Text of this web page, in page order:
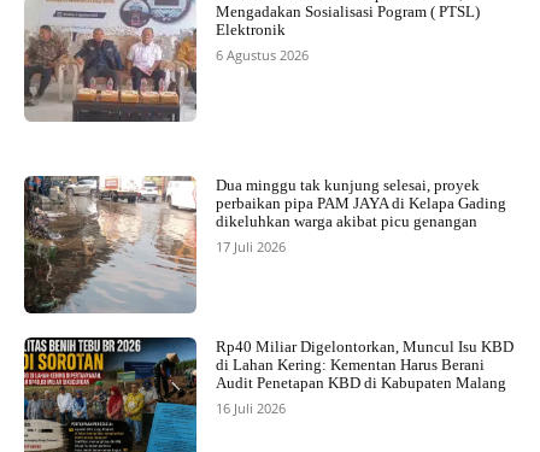
Mengadakan Sosialisasi Pogram ( PTSL)
Elektronik
6 Agustus 2026
Dua minggu tak kunjung selesai, proyek
perbaikan pipa PAM JAYA di Kelapa Gading
dikeluhkan warga akibat picu genangan
17 Juli 2026
Rp40 Miliar Digelontorkan, Muncul Isu KBD
di Lahan Kering: Kementan Harus Berani
Audit Penetapan KBD di Kabupaten Malang
16 Juli 2026